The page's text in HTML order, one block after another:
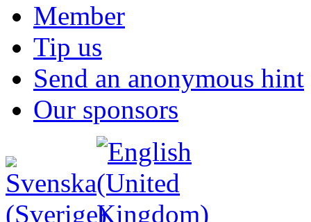
Member
Tip us
Send an anonymous hint
Our sponsors